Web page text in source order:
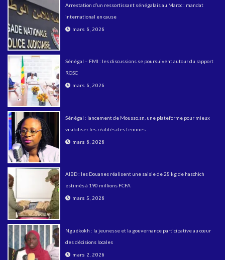
Arrestation d’un ressortissant sénégalais au Maroc : mandat
international en cause
mars 6, 2026
Sénégal – FMI : les discussions se poursuivent autour du rapport
ROSC
mars 6, 2026
Sénégal : lancement de Mousso.sn, une plateforme pour mieux
visibiliser les réalités des femmes
mars 6, 2026
AIBD : les Douanes réalisent une saisie de 28 kg de haschich
estimés à 190 millions FCFA
mars 5, 2026
Nguékokh : la jeunesse et la gouvernance participative au cœur
des décisions locales
mars 2, 2026